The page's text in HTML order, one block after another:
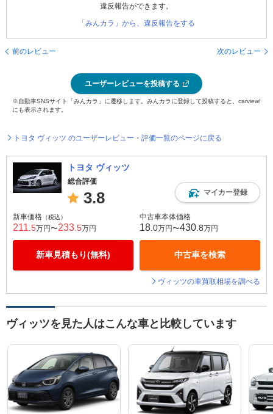
違反報告ができます。
「みんカラ」から、違反報告をする
前のレビュー 次のレビュー
ユーザーレビューを投稿する
※自動車SNSサイト「みんカラ」に遷移します。みんカラに登録して投稿すると、carview!
にも表示されます。
トヨタ ヴィッツ のユーザーレビュー・評価一覧のページに戻る
トヨタ ヴィッツ
総合評価
3.8 マイカー登録
新車価格 （税込）
211 .5万円〜233 .5万円
新車見積もり(無料)
中古車本体価格
18 .0万円〜430 .8万円
中古車を検索
ヴィッツの車買取相場を調べる
ヴィッツを見た人はこんな車と比較しています